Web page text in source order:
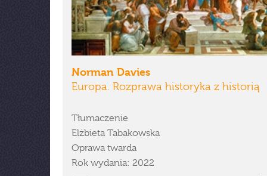
Norman Davies
Europa. Rozprawa historyka z historią
Tłumaczenie
Elżbieta Tabakowska
Oprawa twarda
Rok wydania: 2022